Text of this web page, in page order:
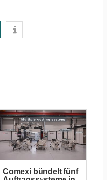
Comexi bündelt fünf